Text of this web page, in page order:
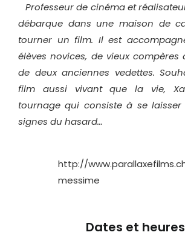
Professeur de cinéma et
débarque dans une maison de
tourner un film. Il est
élèves novices, de vieux compères
de deux anciennes vedettes.
film aussi vivant que la vie,
tournage qui consiste à se
signes du hasard…
http://
messime
Dates et heures